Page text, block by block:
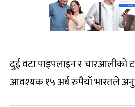
दुई वटा पाइपलाइन र चारआलीको
आवश्यक १५ अर्ब रुपैयाँ भारतले